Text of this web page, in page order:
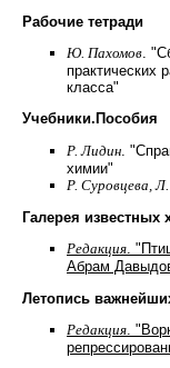
Рабочие тетради
Ю. Пахомов .
практических
класса"
Учебники.Пособия
Р. Лидин .
химии"
Р. Суровцева, Л.
Галерея известных
Редакция.
Абрам
Летопись
Редакция .